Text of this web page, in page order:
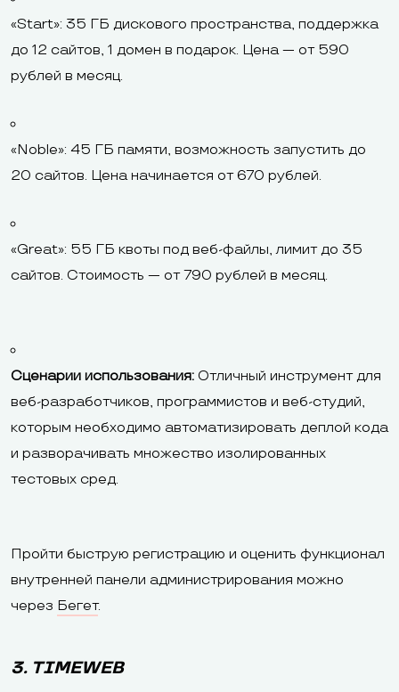
«Start»: 35 ГБ дискового пространства, поддержка
до 12 сайтов, 1 домен в подарок. Цена — от 590
рублей в месяц.
«Noble»: 45 ГБ памяти, возможность запустить до
20 сайтов. Цена начинается от 670 рублей.
«Great»: 55 ГБ квоты под веб-файлы, лимит до 35
сайтов. Стоимость — от 790 рублей в месяц.
Сценарии использования: Отличный инструмент для
веб-разработчиков, программистов и веб-студий,
которым необходимо автоматизировать деплой кода
и разворачивать множество изолированных
тестовых сред.
Пройти быструю регистрацию и оценить функционал
внутренней панели администрирования можно
через Бегет.
3. TIMEWEB